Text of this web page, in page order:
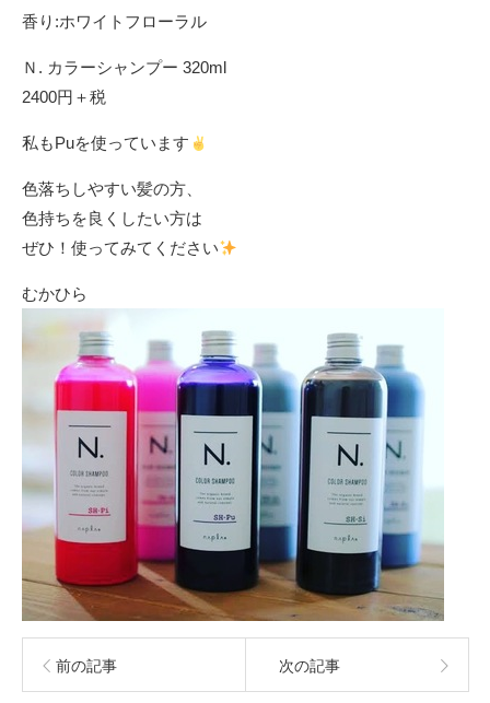
香り:ホワイトフローラル
Ｎ. カラーシャンプー 320ml
2400円＋税
私もPuを使っています
色落ちしやすい髪の方、
色持ちを良くしたい方は
ぜひ！使ってみてください
むかひら
前の記事 次の記事